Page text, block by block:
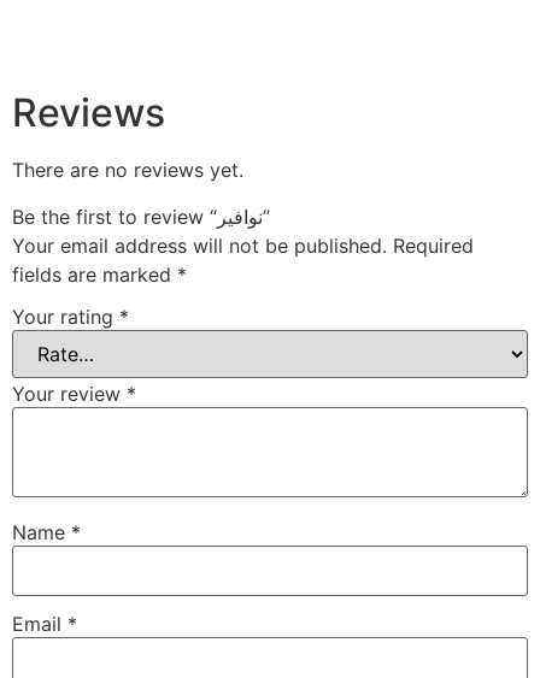
Reviews
There are no reviews yet.
Be the first to review “نوافير”
Your email address will not be published. Required
fields are marked *
Your rating *
Your review *
Name *
Email *